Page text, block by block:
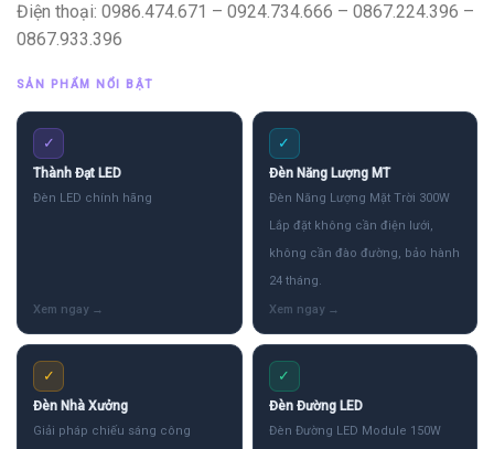
Điện thoại: 0986.474.671 – 0924.734.666 – 0867.224.396 –
0867.933.396
SẢN PHẨM NỔI BẬT
✓
Thành Đạt LED
Đèn LED chính hãng
✓
Đèn Năng Lượng MT
Đèn Năng Lượng Mặt Trời 300W
Lắp đặt không cần điện lưới,
không cần đào đường, bảo hành
24 tháng.
✓
Đèn Nhà Xưởng
Giải pháp chiếu sáng công
✓
Đèn Đường LED
Đèn Đường LED Module 150W